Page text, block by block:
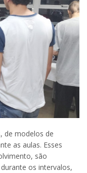
de modelos de
as aulas. Esses
são
os intervalos,